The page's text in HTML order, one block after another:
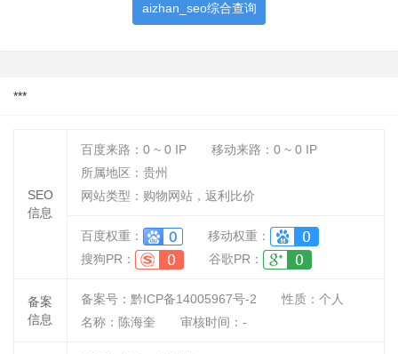
aizhan_seo综合查询
***
SEO
信息
百度来路： 0 ~ 0 IP 移动来路： 0 ~ 0 IP
所属地区：贵州
网站类型：购物网站，返利比价
百度权重：
移动权重：
搜狗PR：
谷歌PR：
备案
信息
备案号：黔ICP备14005967号-2 性质： 个人
名称： 陈海奎 审核时间： -